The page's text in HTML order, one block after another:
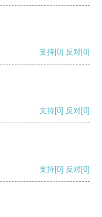
支持[0] 反对[0]
支持[0] 反对[0]
支持[0] 反对[0]